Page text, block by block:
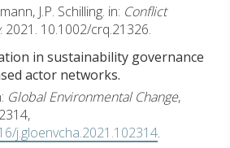
J.P. Schilling. in: Conflict
. 2021. 10.1002/crq.21326.
in sustainability governance
actor networks.
Global Environmental Change,
j.gloenvcha.2021.102314.